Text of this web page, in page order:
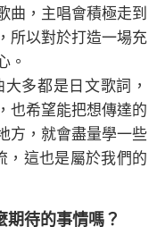
曲，主唱會積極走到
所以對於打造一場充
。
多都是日文歌詞，
也希望能把想傳達的
方，就會盡量學一些
，這也是屬於我們的
待的事情嗎？